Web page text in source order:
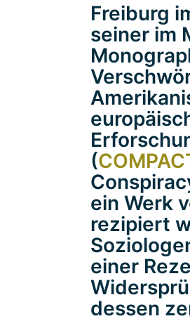
Freiburg
seiner im
(
ein Werk
rezipiert
einer
dessen